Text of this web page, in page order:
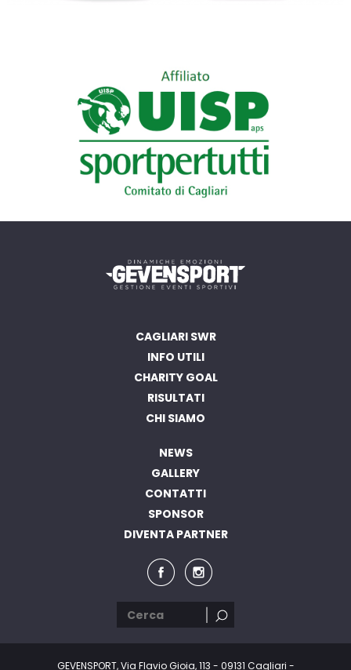
CAGLIARI SWR
INFO UTILI
CHARITY GOAL
RISULTATI
CHI SIAMO
NEWS
GALLERY
CONTATTI
SPONSOR
DIVENTA PARTNER
GEVENSPORT, Via Flavio Gioia, 113 - 09131 Cagliari -